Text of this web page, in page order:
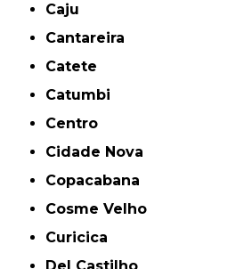
Caju
Cantareira
Catete
Catumbi
Centro
Cidade Nova
Copacabana
Cosme Velho
Curicica